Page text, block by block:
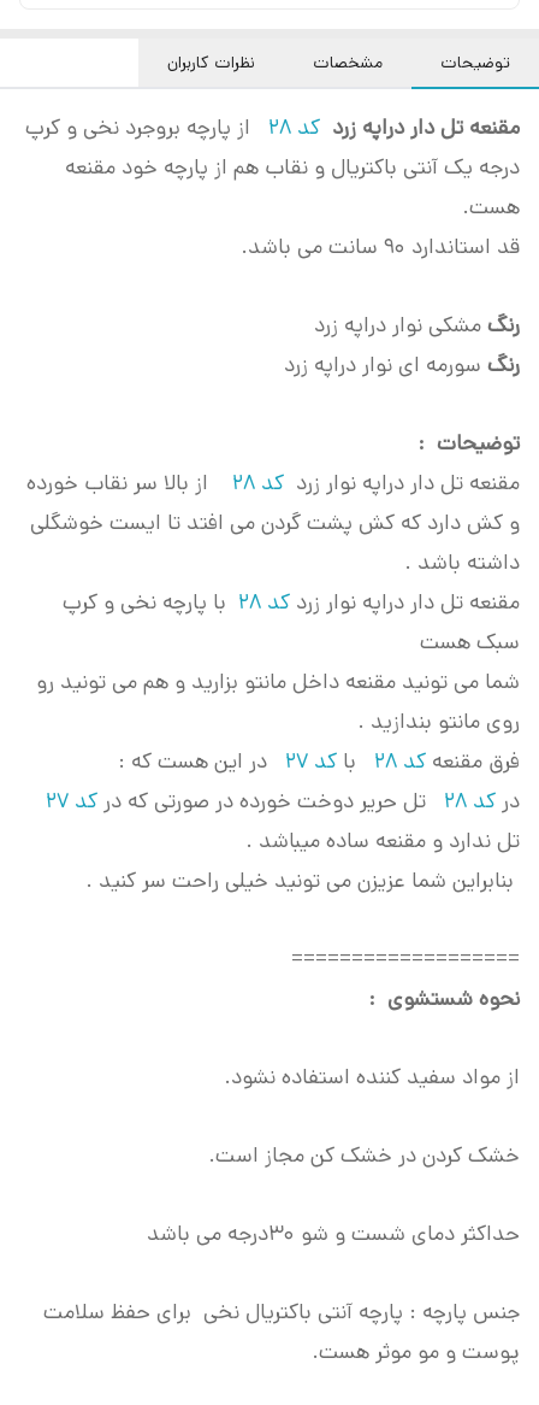
توضیحات مشخصات نظرات کاربران
مقنعه تل دار دراپه زرد کد 28
از پارچه بروجرد نخی و کرپ
درجه یک آنتی باکتریال و نقاب هم از پارچه خود مقنعه
هست.
قد استاندارد 90 سانت می باشد.
رنگمشکی نوار دراپه زرد
رنگ سورمه ای نوار دراپه زرد
توضیحات :
مقنعه تل دار دراپه نوار زرد کد 28
از بالا سر نقاب خورده
و کش دارد که کش پشت گردن می افتد تا ایست خوشگلی
داشته باشد .
مقنعه تل دار دراپه نوار زرد کد 28
با پارچه نخی و کرپ
سبک هست
شما می تونید مقنعه داخل مانتو بزارید و هم می تونید رو
روی مانتو بندازید .
فرق مقنعه کد 28 با کد 27
در این هست که :
در کد 28 تل حریر دوخت خورده در صورتی که در کد 27
تل ندارد و مقنعه ساده میباشد .
بنابراین شما عزیزن می تونید خیلی راحت سر کنید .
===================
نحوه شستشوی :
از مواد سفید کننده استفاده نشود.
خشک کردن در خشک کن مجاز است.
حداکثر دمای شست و شو ۳۰درجه می باشد
جنس پارچه : پارچه آنتی باکتریال نخی برای حفظ سلامت
پوست و مو موثر هست.